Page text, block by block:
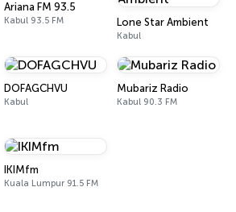
Ariana FM 93.5
Kabul 93.5 FM Lone Star Ambient
Kabul
DOFAGCHVU
Kabul
Mubariz Radio
Kabul 90.3 FM
IKIMfm
Kuala Lumpur 91.5 FM